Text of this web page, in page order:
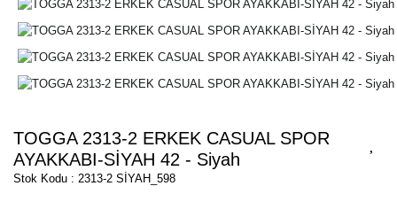
TOGGA 2313-2 ERKEK CASUAL SPOR
AYAKKABI-SİYAH 42 - Siyah
Stok Kodu : 2313-2 SİYAH_598